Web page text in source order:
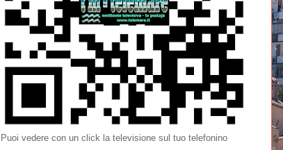
Puoi vedere con un click la televisione sul tuo telefonino